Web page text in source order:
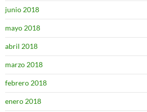
junio 2018
mayo 2018
abril 2018
marzo 2018
febrero 2018
enero 2018